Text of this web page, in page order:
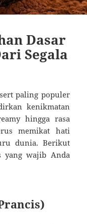
Dasar
Segala
paling populer
kenikmatan
hingga rasa
memikat hati
dunia. Berikut
yang wajib Anda